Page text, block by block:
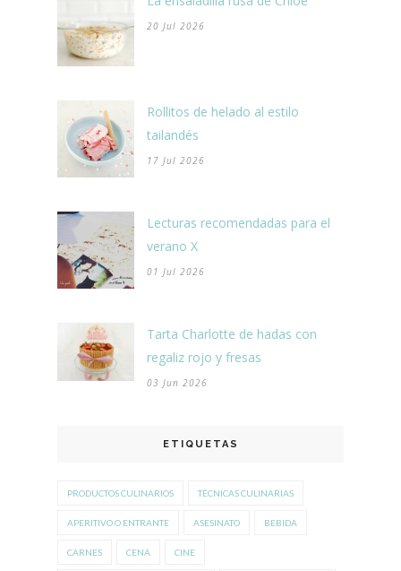
20 Jul 2026
Rollitos de helado al estilo
tailandés
17 Jul 2026
Lecturas recomendadas para el
verano X
01 Jul 2026
Tarta Charlotte de hadas con
regaliz rojo y fresas
03 Jun 2026
ETIQUETAS
PRODUCTOS CULINARIOS TÉCNICAS CULINARIAS
APERITIVO O ENTRANTE ASESINATO BEBIDA
CARNES CENA CINE